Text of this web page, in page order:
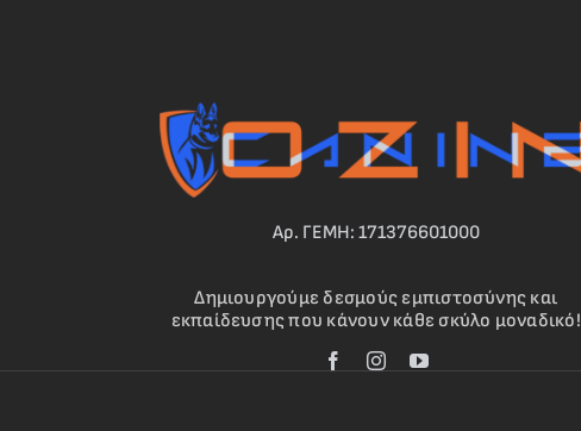
Αρ. ΓΕΜΗ: 171376601000
Δημιουργούμε δεσμούς εμπιστοσύνης και
εκπαίδευσης που κάνουν κάθε σκύλο μοναδικό!